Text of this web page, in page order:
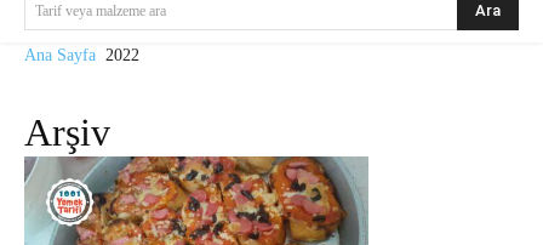
Tarif veya malzeme ara Ara
Ana Sayfa 2022
Arşiv